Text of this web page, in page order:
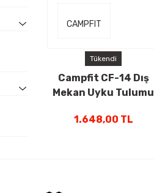
CAMPFIT
Tükendi
Campfit CF-14 Dış
Mekan Uyku Tulumu
Siyah
1.648,00 TL